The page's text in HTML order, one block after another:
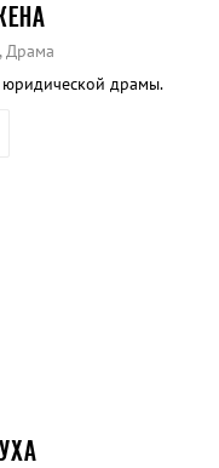
Драма
юридической драмы.